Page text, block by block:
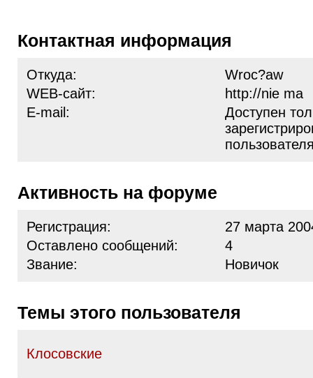
Контактная информация
Откуда:
Wroc?aw
WEB-сайт:
http://nie ma
E-mail:
Доступен
Активность на форуме
Регистрация:
27 марта
Оставлено сообщений:
4
Звание:
Новичок
Темы этого пользователя
Клосовские